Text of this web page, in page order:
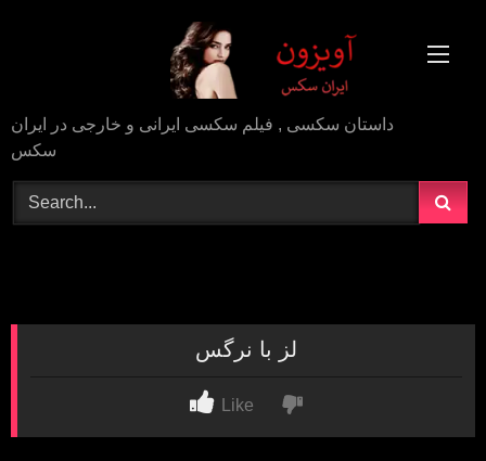
داستان سکسی , فیلم سکسی ایرانی و خارجی در ایران
سکس
لز با نرگس
Like